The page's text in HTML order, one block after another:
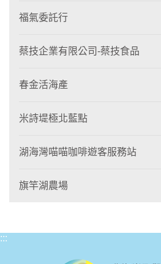
福氣委託行
蔡技企業有限公司-蔡技食品
春金活海產
米詩堤極北藍點
湖海灣喵喵咖啡遊客服務站
旗竿湖農場
:::